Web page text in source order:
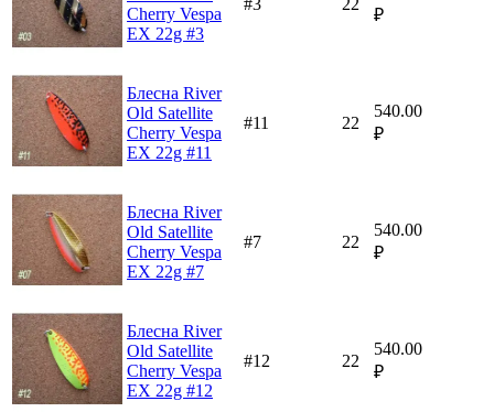
Cherry Vespa
EX 22g #3
#3 22
₽
Блесна River
Old Satellite
Cherry Vespa
EX 22g #11
#11 22
540.00
₽
Блесна River
Old Satellite
Cherry Vespa
EX 22g #7
#7 22
540.00
₽
Блесна River
Old Satellite
Cherry Vespa
EX 22g #12
#12 22
540.00
₽